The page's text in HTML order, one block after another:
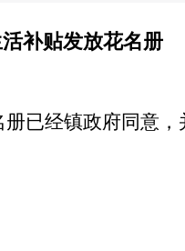
补贴发放花名册
已经镇政府同意，